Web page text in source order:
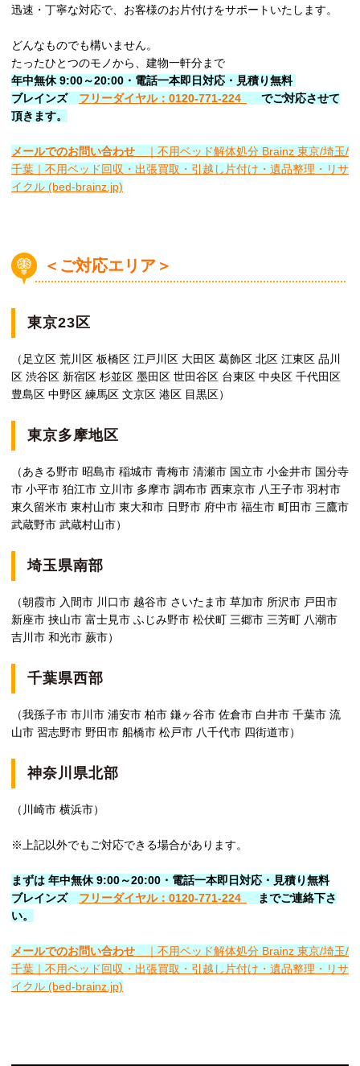
迅速・丁寧な対応で、お客様のお片付けをサポートいたします。
どんなものでも構いません。
たったひとつのモノから、建物一軒分まで
年中無休 9:00～20:00・電話一本即日対応・見積り無料
ブレインズ フリーダイヤル：0120-771-224
でご対応させて
頂きます。
メールでのお問い合わせ
｜不用ベッド解体処分 Brainz 東京/埼玉/
千葉｜不用ベッド回収・出張買取・引越し片付け・遺品整理・リサ
イクル (bed-brainz.jp)
＜ご対応エリア＞
東京23区
（足立区 荒川区 板橋区 江戸川区 大田区 葛飾区 北区 江東区 品川
区 渋谷区 新宿区 杉並区 墨田区 世田谷区 台東区 中央区 千代田区
豊島区 中野区 練馬区 文京区 港区 目黒区）
東京多摩地区
（あきる野市 昭島市 稲城市 青梅市 清瀬市 国立市 小金井市 国分寺
市 小平市 狛江市 立川市 多摩市 調布市 西東京市 八王子市 羽村市
東久留米市 東村山市 東大和市 日野市 府中市 福生市 町田市 三鷹市
武蔵野市 武蔵村山市）
埼玉県南部
（朝霞市 入間市 川口市 越谷市 さいたま市 草加市 所沢市 戸田市
新座市 挟山市 富士見市 ふじみ野市 松伏町 三郷市 三芳町 八潮市
吉川市 和光市 蕨市）
千葉県西部
（我孫子市 市川市 浦安市 柏市 鎌ヶ谷市 佐倉市 白井市 千葉市 流
山市 習志野市 野田市 船橋市 松戸市 八千代市 四街道市）
神奈川県北部
（川崎市 横浜市）
※上記以外でもご対応できる場合があります。
まずは 年中無休 9:00～20:00・電話一本即日対応・見積り無料
ブレインズ フリーダイヤル：0120-771-224 までご連絡下さ
い。
メールでのお問い合わせ
｜不用ベッド解体処分 Brainz 東京/埼玉/
千葉｜不用ベッド回収・出張買取・引越し片付け・遺品整理・リサ
イクル (bed-brainz.jp)